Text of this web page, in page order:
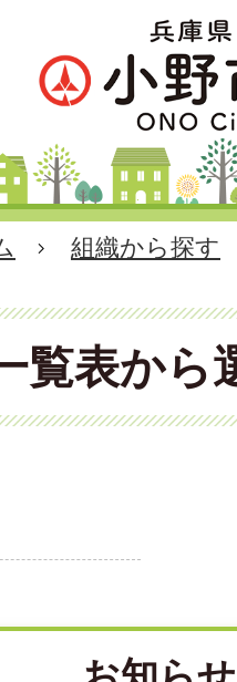
組織から探す
覧表から